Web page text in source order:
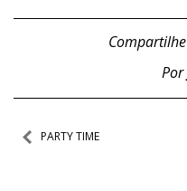
Compartilhe
Por
Navegação
PARTY TIME